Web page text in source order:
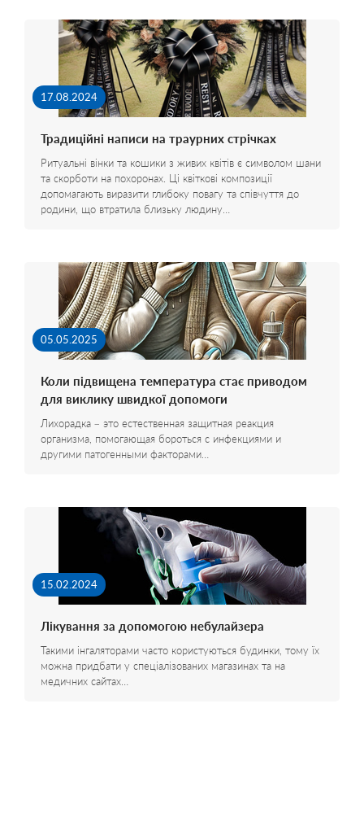
17.08.2024
Традиційні написи на траурних стрічках
Ритуальні вінки та кошики з живих квітів є символом шани
та скорботи на похоронах. Ці квіткові композиції
допомагають виразити глибоку повагу та співчуття до
родини, що втратила близьку людину…
05.05.2025
Коли підвищена температура стає приводом
для виклику швидкої допомоги
Лихорадка – это естественная защитная реакция
организма, помогающая бороться с инфекциями и
другими патогенными факторами…
15.02.2024
Лікування за допомогою небулайзера
Такими інгаляторами часто користуються будинки, тому їх
можна придбати у спеціалізованих магазинах та на
медичних сайтах…